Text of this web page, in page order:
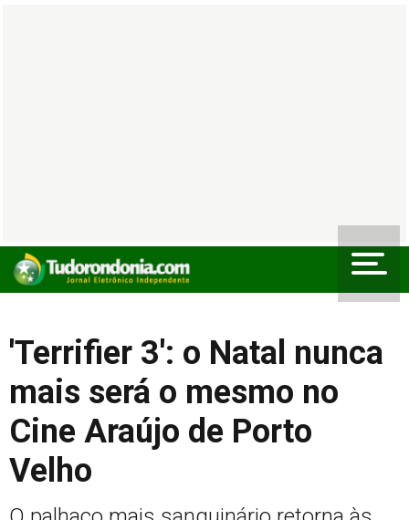
'Terrifier 3': o Natal nunca
mais será o mesmo no
Cine Araújo de Porto
Velho